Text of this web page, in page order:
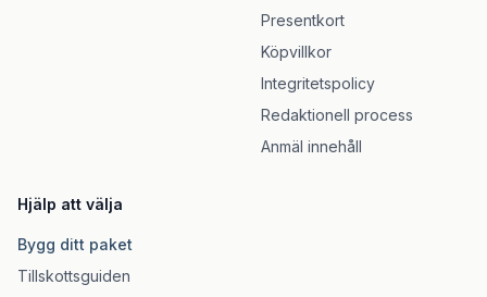
Presentkort
Köpvillkor
Integritetspolicy
Redaktionell process
Anmäl innehåll
Hjälp att välja
Bygg ditt paket
Tillskottsguiden